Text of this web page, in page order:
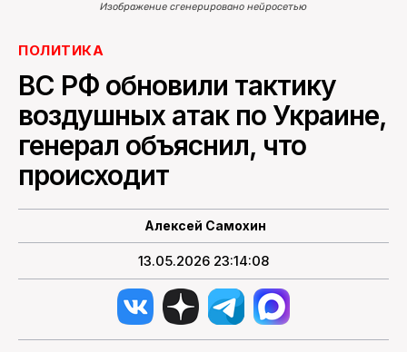
Изображение сгенерировано нейросетью
ПОЛИТИКА
ВС РФ обновили тактику
воздушных атак по Украине,
генерал объяснил, что
происходит
Алексей Самохин
13.05.2026 23:14:08